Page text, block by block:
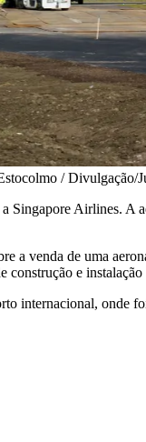
/ Divulgação/
Airlines.
a venda de uma
construção e
internacional,